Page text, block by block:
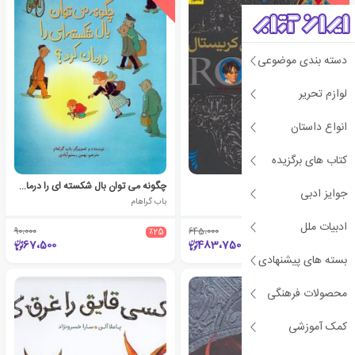
دسته بندی موضوعی
لوازم تحریر
انواع داستان
کتاب های برگزیده
جوایز ادبی
ادبیات ملل
بسته های پیشنهادی
محصولات فرهنگی
کمک آموزشی
روون و نگهبان کریستال
امیلی رودا
٪25 645،000
483،750
چگونه می توان بال شکسته ای را درمان کرد؟
باب گراهام
٪25 90،000
67،500
ی
ش
ن
ه
ا
د
و
ی
ژ